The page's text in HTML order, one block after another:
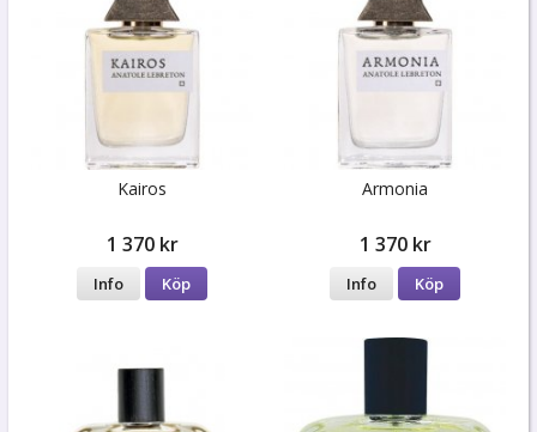
Kairos
1 370 kr
Info Köp
Armonia
1 370 kr
Info Köp